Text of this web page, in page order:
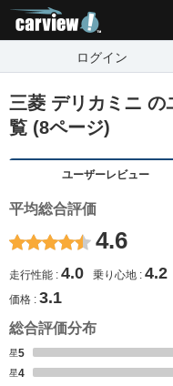
ログイン
三菱 デリカミニ の
覧 (8ページ)
ユーザーレビュー
平均総合評価
4.6
走行性能 4.0 乗り心地 4.2
価格 3.1
総合評価分布
星5
星4